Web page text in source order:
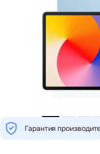
MatePad
MatePad SE
MatePad 11
MatePad 12
MatePad
Мультимедиа
Наушники
Мониторы
Аксессуары
Чехлы
Защитные
Гарантия